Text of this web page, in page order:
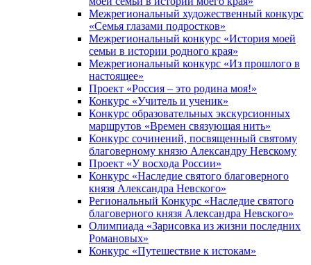
Межрегиональный художественный конкурс
«Семья глазами подростков»
Межрегиональный конкурс «История моей
семьи в истории родного края»
Межрегиональный конкурс «Из прошлого в
настоящее»
Проект «Россия – это родина моя!»
Конкурс «Учитель и ученик»
Конкурс образовательных экскурсионных
маршрутов «Времен связующая нить»
Конкурс сочинений, посвященный святому
благоверному князю Александру Невскому
Проект «У восхода России»
Конкурс «Наследие святого благоверного
князя Александра Невского»
Региональный Конкурс «Наследие святого
благоверного князя Александра Невского»
Олимпиада «Зарисовка из жизни последних
Романовых»
Конкурс «Путешествие к истокам»